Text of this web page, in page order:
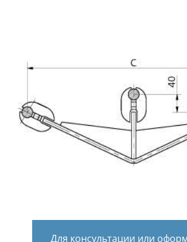
Для консультации или